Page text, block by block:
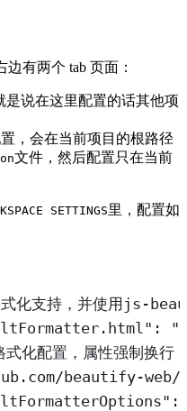
有两个 tab 页面：
是说在这里配置的话其他项
，会在当前项目的根路径
文件，然后配置只在当前
SETTINGS里，配置如
化支持，并使用js-
:
配置，属性强制换行
beautify-
: